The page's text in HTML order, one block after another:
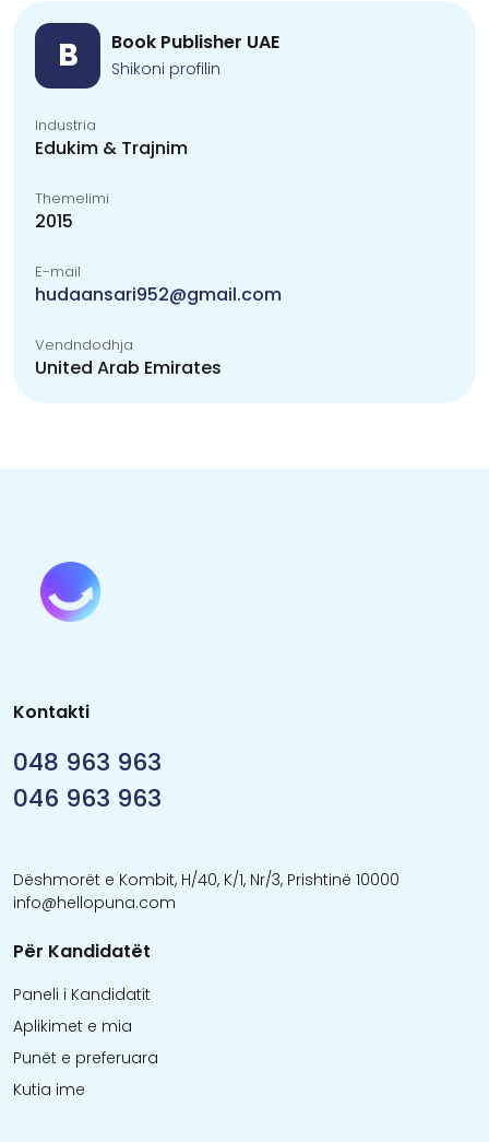
B Book Publisher UAE
Shikoni profilin
Industria
Edukim & Trajnim
Themelimi
2015
E-mail
hudaansari952@gmail.com
Vendndodhja
United Arab Emirates
Kontakti
048 963 963
046 963 963
Dëshmorët e Kombit, H/40, K/1, Nr/3, Prishtinë 10000
info@hellopuna.com
Për Kandidatët
Paneli i Kandidatit
Aplikimet e mia
Punët e preferuara
Kutia ime